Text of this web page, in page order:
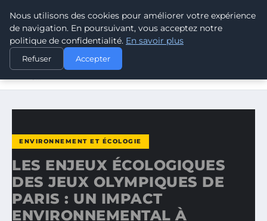
CLIMATE GUARDIAN
ACCUEIL
ENVIRONNEMENT ET ÉCOLOGIE
LES ENJEUX ÉCOLOGIQUES DES JEUX OLYMPIQUES DE
ENVIRONNEMENT ET ÉCOLOGIE
LES ENJEUX ÉCOLOGIQUES
DES JEUX OLYMPIQUES DE
PARIS : UN IMPACT
ENVIRONNEMENTAL À
Nous utilisons des cookies pour améliorer votre expérience
de navigation. En poursuivant, vous acceptez notre
politique de confidentialité. En savoir plus
Refuser Accepter